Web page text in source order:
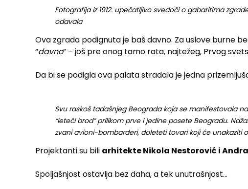
Fotografija iz 1912. upečatljivo svedoči o gabaritima
odavala
Ova zgrada podignuta je baš davno. Za uslove burne
“davno” – još pre onog tamo rata, najtežeg, Prvog
Da bi se podigla ova palata stradala je jedna
Svu raskoš tadašnjeg Beograda koja se manifestovala
“leteći brod” prilikom prve i jedine posete Beogradu.
zvani avioni-bombarderi, doleteti tovari koji će unakaziti
Projektanti su bili arhitekte Nikola Nestorović i
Spoljašnjost ostavlja bez daha, a tek unutrašnjost…